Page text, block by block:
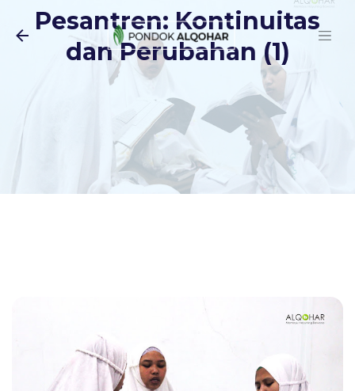
Langsung ke konten utama
Pesantren: Kontinuitas
dan Perubahan (1)